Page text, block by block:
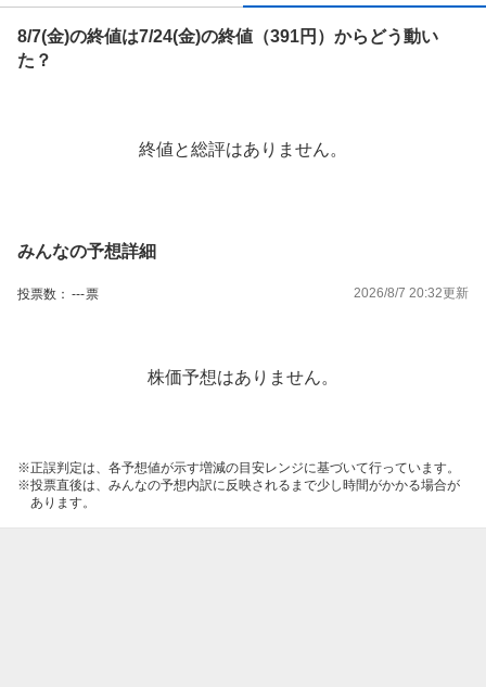
8/7(金)の終値は7/24(金)の終値（391円）からどう動い
た？
終値と総評はありません。
みんなの予想詳細
投票数： ---票 2026/8/7 20:32更新
株価予想はありません。
正誤判定は、各予想値が示す増減の目安レンジに基づいて行っています。
投票直後は、みんなの予想内訳に反映されるまで少し時間がかかる場合が
あります。